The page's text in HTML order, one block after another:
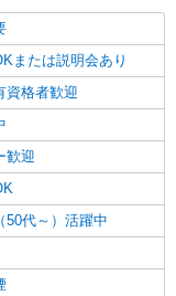
細を見る
病院で補助だけ
日払い有/週払い有/交
)＞
または説明会あり
資格者歓迎
歓迎
50代～）活躍中